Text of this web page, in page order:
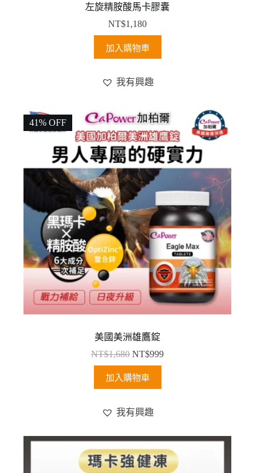
左旋精胺酸馬卡膠囊
NT$1,180
加入購物車
我有興趣
41% OFF
美國美洲雄鷹錠
NT$1,680 NT$999
加入購物車
我有興趣